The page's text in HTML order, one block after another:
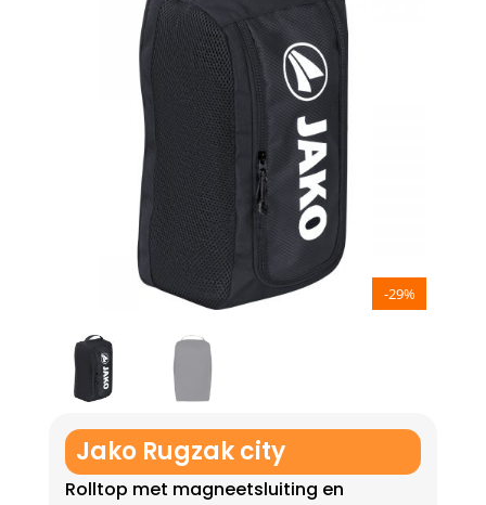
-29%
Jako Rugzak city
Rolltop met magneetsluiting en